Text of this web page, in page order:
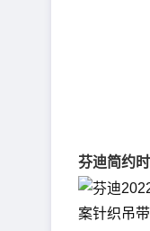
芬迪简约